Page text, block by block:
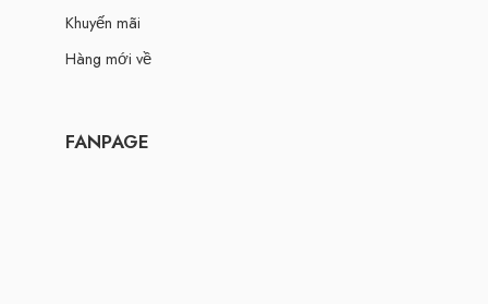
Khuyến mãi
Hàng mới về
FANPAGE